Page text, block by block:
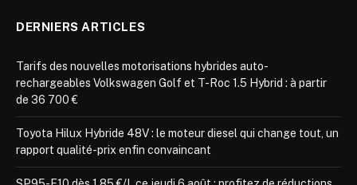
DERNIERS ARTICLES
Tarifs des nouvelles motorisations hybrides auto-
rechargeables Volkswagen Golf et T-Roc 1.5 Hybrid : à partir
de 36 700 €
Toyota Hilux Hybride 48V : le moteur diesel qui change tout, un
rapport qualité-prix enfin convaincant